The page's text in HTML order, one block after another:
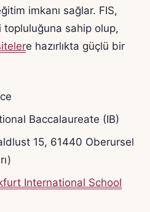
imkanı sağlar. FIS,
sahip olup,
e hazırlıkta güçlü bir
Baccalaureate (IB)
15, 61440 Oberursel
International School